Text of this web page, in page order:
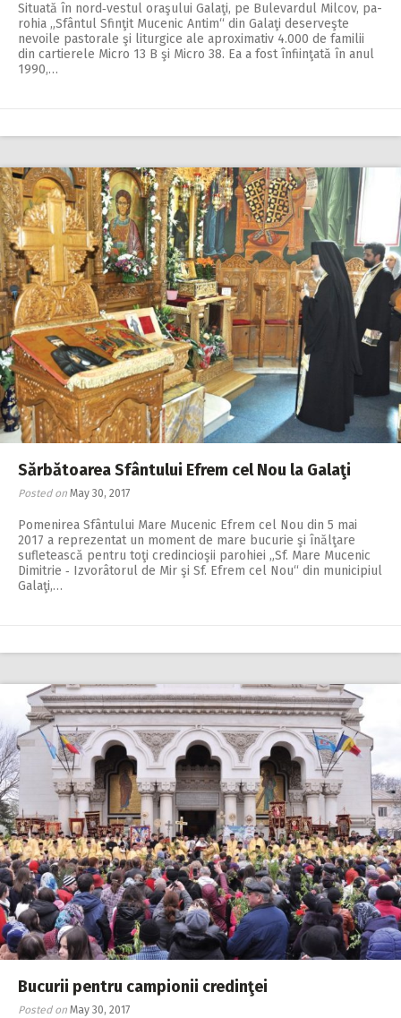
Situată în nord‑vestul oraşului Galaţi, pe Bu­le­vardul Milcov, pa­
rohia „Sfântul Sfinţit Mucenic Antim“ din Galaţi deserveşte
nevoile pastorale şi liturgice ale aproximativ 4.000 de familii
din cartierele Micro 13 B şi Micro 38. Ea a fost înfiinţată în anul
1990,…
Sărbătoarea Sfântului Efrem cel Nou la Galaţi
Posted on May 30, 2017
Pomenirea Sfântului Ma­re Mucenic Efrem cel Nou din 5 mai
2017 a reprezentat un moment de mare bucurie şi înălţare
sufletească pentru toţi credincioşii parohiei „Sf. Mare Mucenic
Dimitrie ‑ Izvorâtorul de Mir şi Sf. Efrem cel Nou“ din municipiul
Galaţi,…
Bucurii pentru campionii credinţei
Posted on May 30, 2017